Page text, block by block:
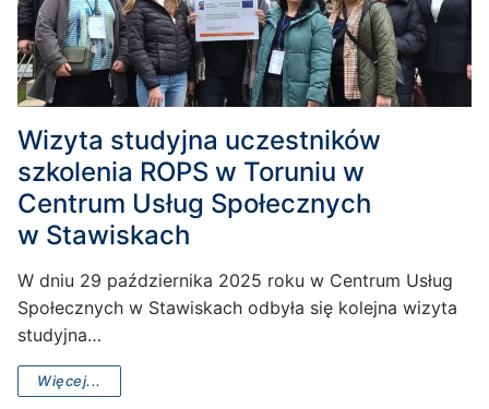
Wizyta studyjna uczestników
szkolenia ROPS w Toruniu w
Centrum Usług Społecznych
w Stawiskach
W dniu 29 października 2025 roku w Centrum Usług
Społecznych w Stawiskach odbyła się kolejna wizyta
studyjna…
Więcej...